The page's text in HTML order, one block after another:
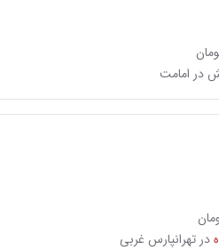
در امامت
در تهرانپارس غربی